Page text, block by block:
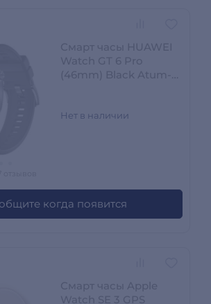
Нет в наличии
когда появится